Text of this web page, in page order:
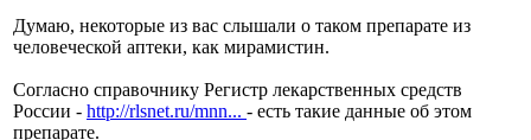
Думаю, некоторые из вас слышали о таком препарате из
человеческой аптеки, как мирамистин.
Согласно справочнику Регистр лекарственных средств
России - http://rlsnet.ru/mnn... - есть такие данные об этом
препарате.